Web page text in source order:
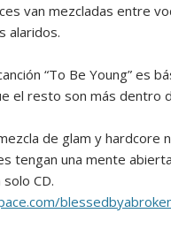
van mezcladas entre
alaridos.
“To Be Young” es
el resto son más dentro
de glam y hardcore
tengan una mente
CD.